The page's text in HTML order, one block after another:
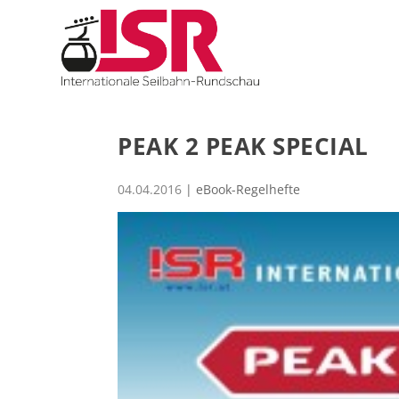
PEAK 2 PEAK SPECIAL
04.04.2016 | eBook-Regelhefte